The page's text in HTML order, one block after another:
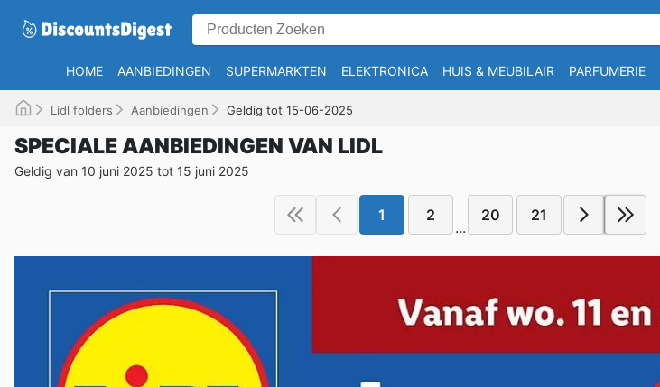
HOME AANBIEDINGEN SUPERMARKTEN ELEKTRONICA HUIS & MEUBILAIR PARFUMERIE
Lidl folders Aanbiedingen Geldig tot 15-06-2025
SPECIALE AANBIEDINGEN VAN LIDL
Geldig van 10 juni 2025 tot 15 juni 2025
1 2
...
20 21